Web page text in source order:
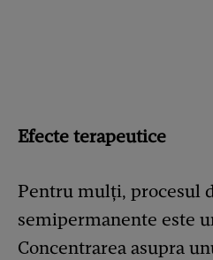
Efecte terapeutice
Pentru mulți, procesul
semipermanente este
Concentrarea asupra